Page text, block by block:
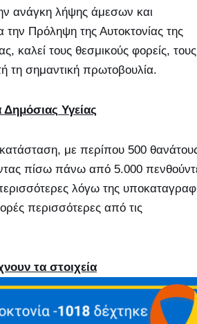
ανάγκη λήψης άμεσων και
Πρόληψη της Αυτοκτονίας της
καλεί τους θεσμικούς φορείς, τους
τη σημαντική πρωτοβουλία.
Υγείας
με περίπου 500
πίσω πάνω από 5.000
λόγω της
περισσότερες από τις
τα στοιχεία